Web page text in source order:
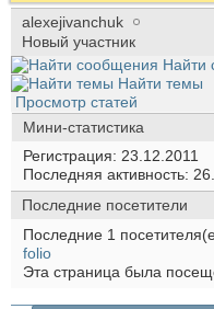
alexejivanchuk
Новый участник
Найти
Найти темы
Просмотр статей
Мини-статистика
Регистрация 23.12.2011
Последняя активность
Последние посетители
Последние 1
folio
Эта страница была